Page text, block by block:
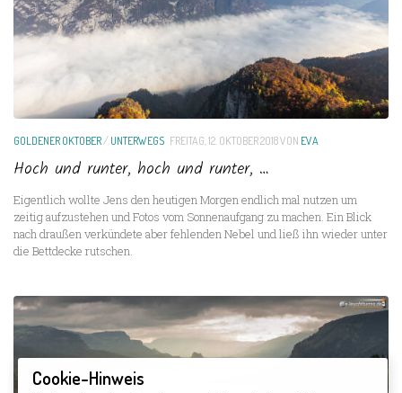
GOLDENER OKTOBER/UNTERWEGS FREITAG, 12. OKTOBER 2018VON EVA
Hoch und runter, hoch und runter, …
Eigentlich wollte Jens den heutigen Morgen endlich mal nutzen um
zeitig aufzustehen und Fotos vom Sonnenaufgang zu machen. Ein Blick
nach draußen verkündete aber fehlenden Nebel und ließ ihn wieder unter
die Bettdecke rutschen.
Cookie-Hinweis